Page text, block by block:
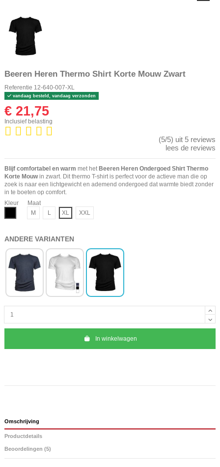
Beeren Heren Thermo Shirt Korte Mouw Zwart
Referentie 12-640-007-XL
vandaag besteld, vandaag verzonden
€ 21,75
Inclusief belasting
(5/5) uit 5 reviews
lees de reviews
Blijf comfortabel en warm met het Beeren Heren Ondergoed Shirt Thermo
Korte Mouwin zwart. Dit thermo T-shirt is perfect voor de actieve man die op
zoek is naar een lichtgewicht en ademend ondergoed dat warmte biedt zonder
in te boeten op comfort.
Kleur
Maat
M
L XL XXL
ANDERE VARIANTEN
In winkelwagen
Omschrijving
Productdetails
Beoordelingen (5)